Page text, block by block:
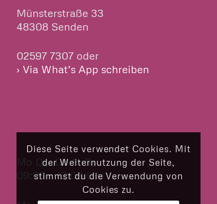
Münsterstraße 33
48308 Senden
02597 7307 oder
› Via What’s App schreiben
ÖFFNUNGSZEITEN
Mo Di Do Fr Sa
09:00 – 12:00 Uhr
Diese Seite verwendet Cookies. Mit
der Weiternutzung der Seite,
stimmst du die Verwendung von
Cookies zu.